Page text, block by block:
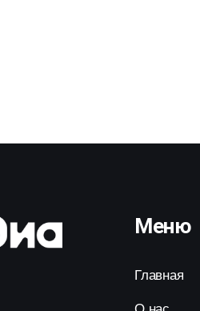
Меню
Главная